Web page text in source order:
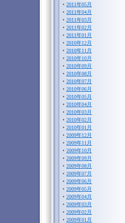
2011年05月
2011年04月
2011年03月
2011年02月
2011年01月
2010年12月
2010年11月
2010年10月
2010年09月
2010年08月
2010年07月
2010年06月
2010年05月
2010年04月
2010年03月
2010年02月
2010年01月
2009年12月
2009年11月
2009年10月
2009年09月
2009年08月
2009年07月
2009年06月
2009年05月
2009年04月
2009年03月
2009年02月
2009年01月